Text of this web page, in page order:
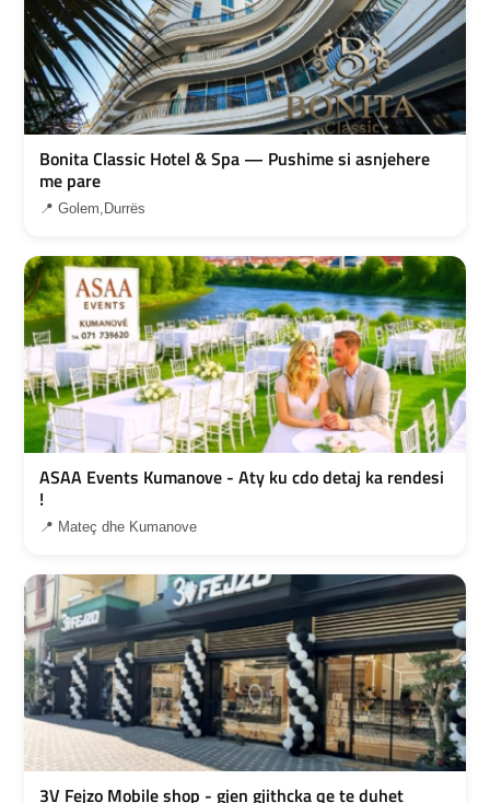
Bonita Classic Hotel & Spa — Pushime si asnjehere
me pare
📍 Golem,Durrës
ASAA Events Kumanove - Aty ku cdo detaj ka rendesi
!
📍 Mateç dhe Kumanove
3V Fejzo Mobile shop - gjen gjithcka qe te duhet